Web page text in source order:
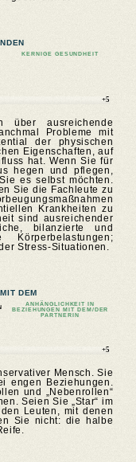
KERNIGE GESUNDHEIT
+5
über ausreichende
Probleme mit
der physischen
Eigenschaften, auf
hat. Wenn Sie für
hegen und pflegen,
es selbst möchten.
Sie die Fachleute zu
Krankheiten zu
sind ausreichender
bilanzierte und
Körperbelastungen;
Stress-Situationen.
DEM
ANHÄNGLICHKEIT IN
BEZIEHUNGEN MIT DEM/DER
PARTNERIN
+5
Mensch. Sie
engen Beziehungen.
und „Nebenrollen“
Seien Sie „Star“ im
Leuten, mit denen
Sie nicht: die halbe